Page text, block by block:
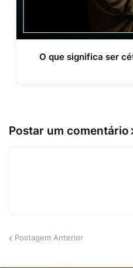
O que significa ser
Postar um comentário
Postagem Anterior